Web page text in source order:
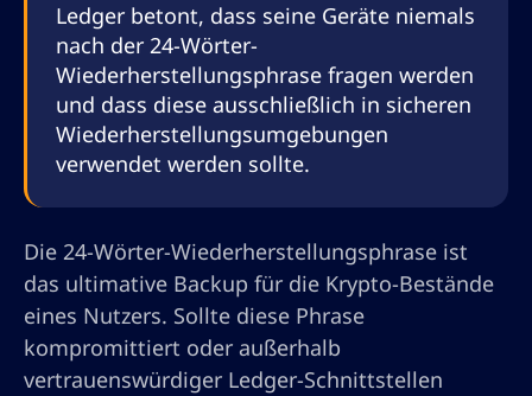
Ledger betont, dass seine Geräte niemals
nach der 24-Wörter-
Wiederherstellungsphrase fragen werden
und dass diese ausschließlich in sicheren
Wiederherstellungsumgebungen
verwendet werden sollte.
Die 24-Wörter-Wiederherstellungsphrase ist
das ultimative Backup für die Krypto-Bestände
eines Nutzers. Sollte diese Phrase
kompromittiert oder außerhalb
vertrauenswürdiger Ledger-Schnittstellen